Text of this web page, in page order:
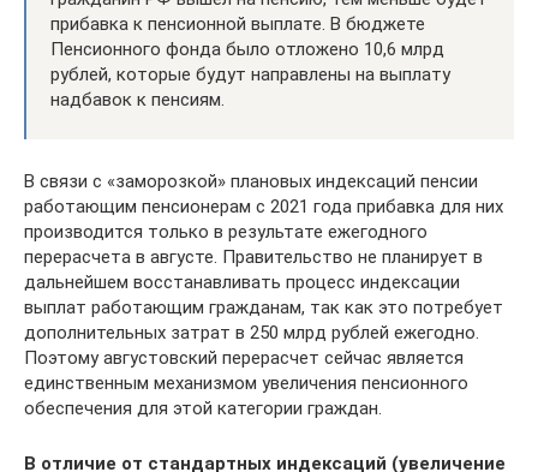
прибавка к пенсионной выплате. В бюджете
Пенсионного фонда было отложено 10,6 млрд
рублей, которые будут направлены на выплату
надбавок к пенсиям.
В связи с «заморозкой» плановых индексаций пенсии
работающим пенсионерам с 2021 года прибавка для них
производится только в результате ежегодного
перерасчета в августе. Правительство не планирует в
дальнейшем восстанавливать процесс индексации
выплат работающим гражданам, так как это потребует
дополнительных затрат в 250 млрд рублей ежегодно.
Поэтому августовский перерасчет сейчас является
единственным механизмом увеличения пенсионного
обеспечения для этой категории граждан.
В отличие от стандартных индексаций (увеличение